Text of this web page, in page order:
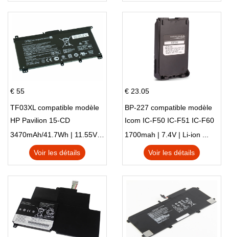
€ 55
TF03XL compatible modèle
HP Pavilion 15-CD
3470mAh/41.7Wh | 11.55V | Li-ion ...
Voir les détails
€ 23.05
BP-227 compatible modèle
Icom IC-F50 IC-F51 IC-F60
IC-F61 IC-M87
1700mah | 7.4V | Li-ion ...
Voir les détails